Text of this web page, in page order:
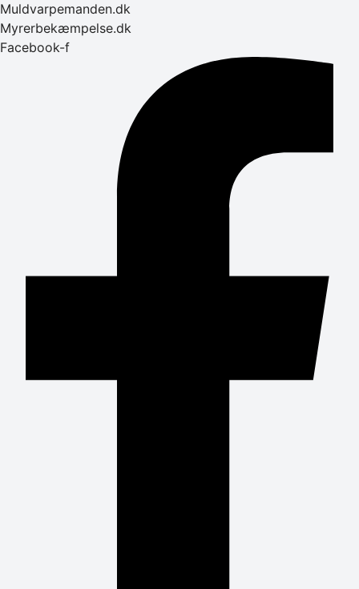
Muldvarpemanden.dk
Myrerbekæmpelse.dk
Facebook-f